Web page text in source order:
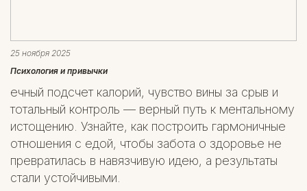
25 ноября 2025
Психология и привычки
ечный подсчет калорий, чувство вины за срыв и
тотальный контроль — верный путь к ментальному
истощению. Узнайте, как построить гармоничные
отношения с едой, чтобы забота о здоровье не
превратилась в навязчивую идею, а результаты
стали устойчивыми.